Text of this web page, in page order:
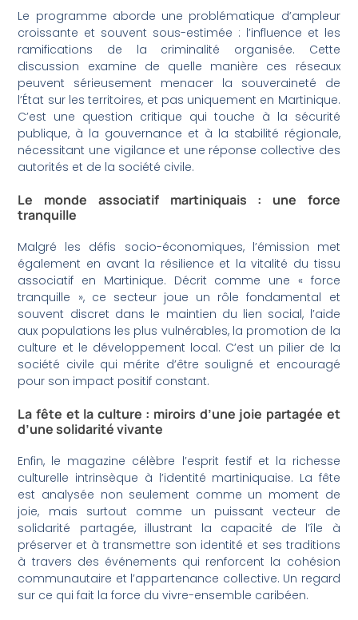
Le programme aborde une problématique d’ampleur
croissante et souvent sous-estimée : l’influence et les
ramifications de la criminalité organisée. Cette
discussion examine de quelle manière ces réseaux
peuvent sérieusement menacer la souveraineté de
l’État sur les territoires, et pas uniquement en Martinique.
C’est une question critique qui touche à la sécurité
publique, à la gouvernance et à la stabilité régionale,
nécessitant une vigilance et une réponse collective des
autorités et de la société civile.
Le monde associatif martiniquais : une force
tranquille
Malgré les défis socio-économiques, l’émission met
également en avant la résilience et la vitalité du tissu
associatif en Martinique. Décrit comme une « force
tranquille », ce secteur joue un rôle fondamental et
souvent discret dans le maintien du lien social, l’aide
aux populations les plus vulnérables, la promotion de la
culture et le développement local. C’est un pilier de la
société civile qui mérite d’être souligné et encouragé
pour son impact positif constant.
La fête et la culture : miroirs d’une joie partagée et
d’une solidarité vivante
Enfin, le magazine célèbre l’esprit festif et la richesse
culturelle intrinsèque à l’identité martiniquaise. La fête
est analysée non seulement comme un moment de
joie, mais surtout comme un puissant vecteur de
solidarité partagée, illustrant la capacité de l’île à
préserver et à transmettre son identité et ses traditions
à travers des événements qui renforcent la cohésion
communautaire et l’appartenance collective. Un regard
sur ce qui fait la force du vivre-ensemble caribéen.